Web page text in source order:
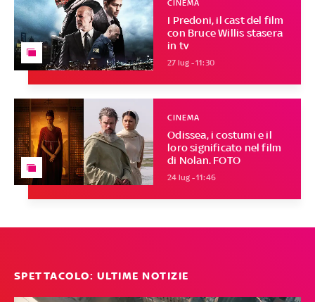
I Predoni, il cast del film
con Bruce Willis stasera
in tv
CINEMA
27 lug - 11:30
Odissea, i costumi e il
loro significato nel film
di Nolan. FOTO
CINEMA
24 lug - 11:46
SPETTACOLO: ULTIME NOTIZIE